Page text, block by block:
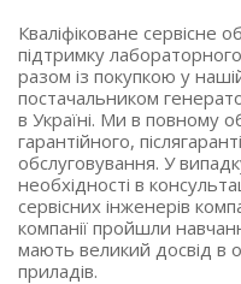
Кваліфіковане сервісне
підтримку
разом із покупкою у
постачальником
в Україні. Ми в повному
гарантійного,
обслуговування. У
необхідності в
сервісних інженерів
компанії пройшли
мають великий досвід в
приладів.